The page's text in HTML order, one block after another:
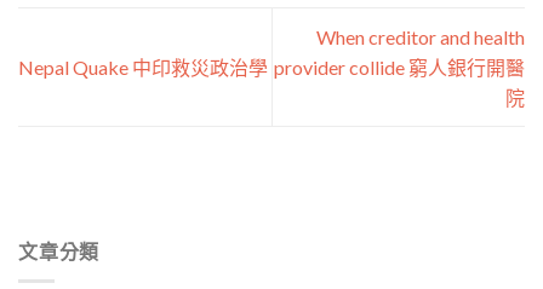
Nepal Quake 中印救災政治學
When creditor and health
provider collide 窮人銀行開醫
院
文章分類